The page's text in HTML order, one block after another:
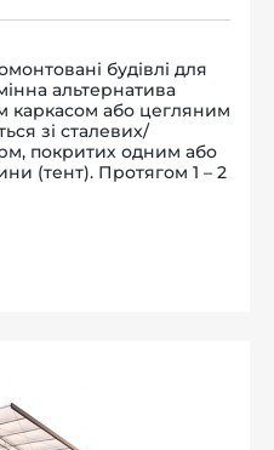
будівлі для
альтернатива
каркасом або цегляним
зі сталевих/
покритих одним або
(тент). Протягом 1 – 2